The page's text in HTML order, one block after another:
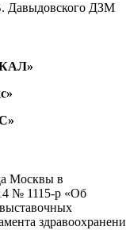
Давыдовского ДЗМ
Москвы в
№ 1115-р «Об